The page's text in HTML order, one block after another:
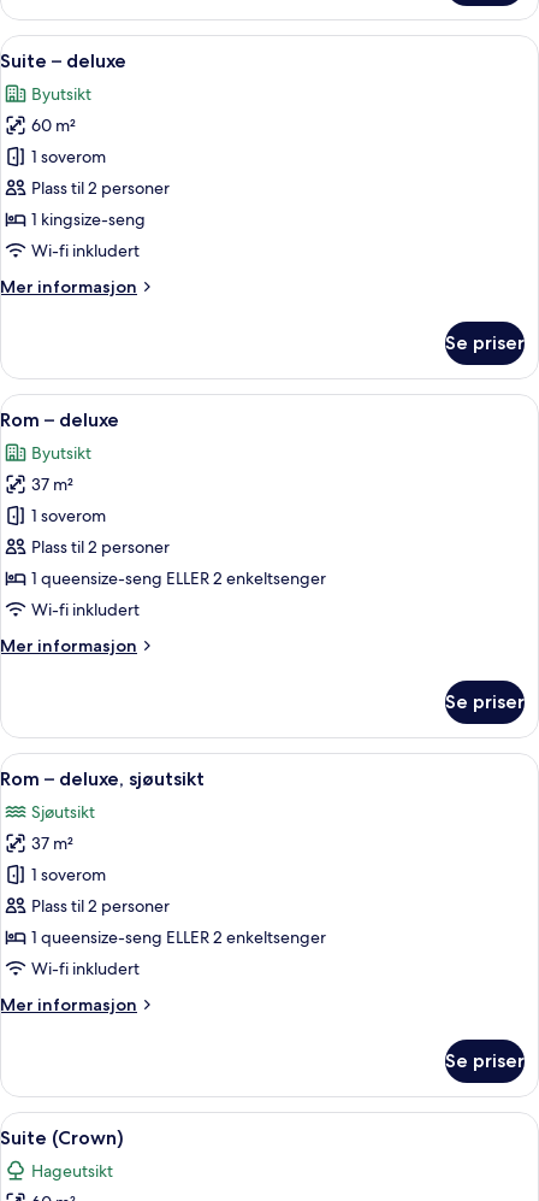
–
premier
Åpne
alle
bildene
av
Suite
–
deluxe
1 soverom, sengetøy av topp
5
Suite – deluxe
Byutsikt
60 m²
1 soverom
Plass til 2 personer
1 kingsize-seng
Wi-fi inkludert
Mer informasjon
Mer
–
deluxe
Se priser
Åpne
alle
bildene
av
Rom
–
deluxe
1 soverom, sengetøy av topp
3
Rom – deluxe
Byutsikt
37 m²
1 soverom
Plass til 2 personer
1 queensize-seng ELLER 2 enkeltsenger
Wi-fi inkludert
Mer informasjon
Mer
–
deluxe
Se priser
Åpne
alle
bildene
av
Rom
–
deluxe,
sjøutsikt
1 soverom, sengetøy av topp
3
Rom – deluxe, sjøutsikt
Sjøutsikt
37 m²
1 soverom
Plass til 2 personer
1 queensize-seng ELLER 2 enkeltsenger
Wi-fi inkludert
Mer informasjon
Mer
–
deluxe,
sjøutsikt
Se priser
Åpne
alle
bildene
1 soverom, sengetøy av topp
3
Suite (Crown)
Hageutsikt